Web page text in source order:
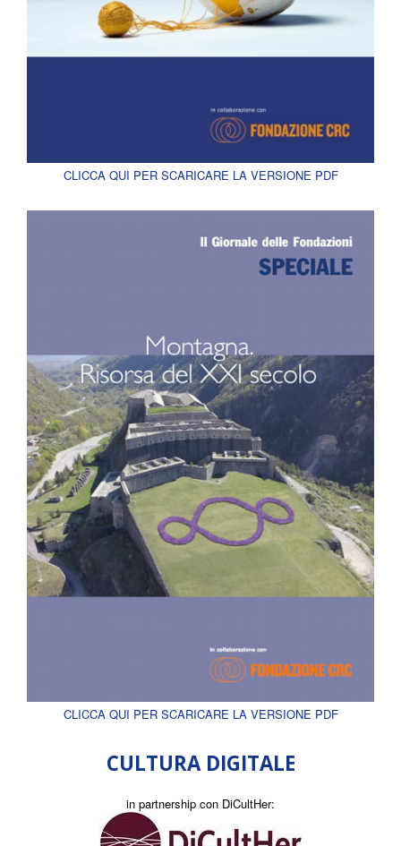
CLICCA QUI PER SCARICARE LA VERSIONE PDF
CLICCA QUI PER SCARICARE LA VERSIONE PDF
CULTURA DIGITALE
in partnership con DiCultHer: